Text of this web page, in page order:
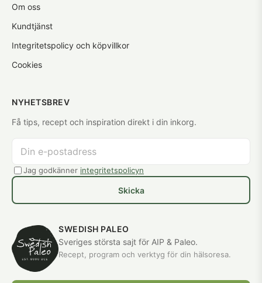
SWEDISH PALEO
Sveriges största sajt för AIP & Paleo.
Recept, program och verktyg för din hälsoresa.
Om oss
Kundtjänst
Integritetspolicy och köpvillkor
Cookies
NYHETSBREV
Få tips, recept och inspiration direkt i din inkorg.
Jag godkänner integritetspolicyn
Skicka